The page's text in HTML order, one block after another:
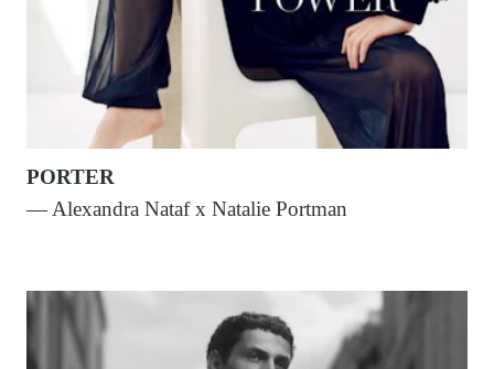
PORTER
— Alexandra Nataf x Natalie Portman